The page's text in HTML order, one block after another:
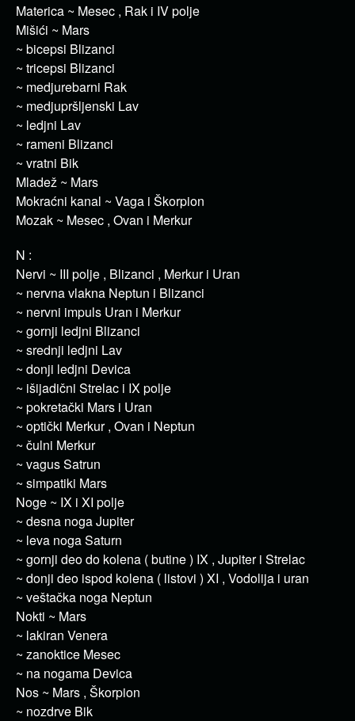
Materica ~ Mesec , Rak i IV polje
Mišići ~ Mars
~ bicepsi Blizanci
~ tricepsi Blizanci
~ medjurebarni Rak
~ medjupršljenski Lav
~ ledjni Lav
~ rameni Blizanci
~ vratni Bik
Mladež ~ Mars
Mokraćni kanal ~ Vaga i Škorpion
Mozak ~ Mesec , Ovan i Merkur
N :
Nervi ~ III polje , Blizanci , Merkur i Uran
~ nervna vlakna Neptun i Blizanci
~ nervni impuls Uran i Merkur
~ gornji ledjni Blizanci
~ srednji ledjni Lav
~ donji ledjni Devica
~ išijadični Strelac i IX polje
~ pokretački Mars i Uran
~ optički Merkur , Ovan i Neptun
~ čulni Merkur
~ vagus Satrun
~ simpatiki Mars
Noge ~ IX i XI polje
~ desna noga Jupiter
~ leva noga Saturn
~ gornji deo do kolena ( butine ) IX , Jupiter i Strelac
~ donji deo ispod kolena ( listovi ) XI , Vodolija i uran
~ veštačka noga Neptun
Nokti ~ Mars
~ lakiran Venera
~ zanoktice Mesec
~ na nogama Devica
Nos ~ Mars , Škorpion
~ nozdrve Bik